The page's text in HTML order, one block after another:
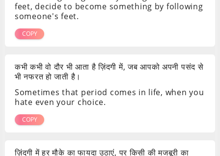
feet, decide to become something by following
someone's feet.
COPY
कभी कभी वो दौर भी आता है ज़िंदगी में, जब आपको अपनी पसंद से
भी नफरत हो जाती है।
Sometimes that period comes in life, when you
hate even your choice.
COPY
ज़िंदगी में हर मौके का फायदा उठाएं, पर किसी की मजबूरी का